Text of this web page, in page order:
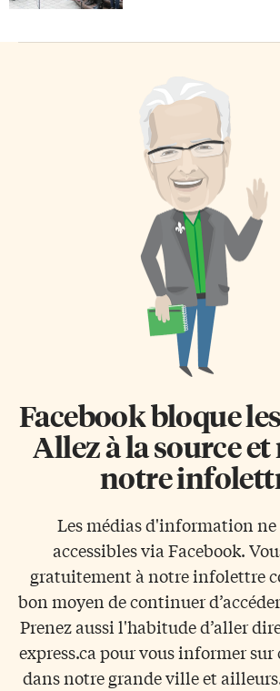
Facebook bloque
Allez à la source et
notre
Les médias d'information
accessibles via Facebook.
gratuitement à notre infolettre
bon moyen de continuer
Prenez aussi l'habitude d’aller
express.ca pour vous informer sur
dans notre grande ville et